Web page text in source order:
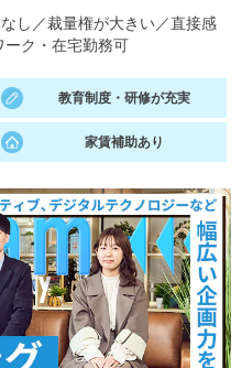
就活コラム
お役立ち記事・相談室など
就活チャンネル
不明点があればこちら
し ／裁量権が大きい／直接感
ーク・在宅勤務可
教育制度・研修が充実
家賃補助あり